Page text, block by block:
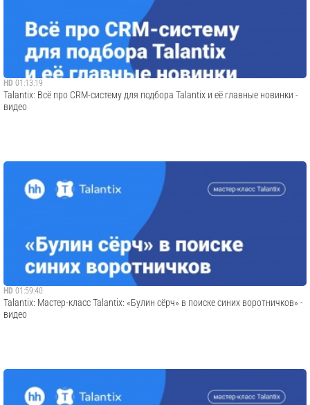
HD 01:13:19
Talantix: Всё про CRM-систему для подбора Talantix и её главные новинки -
видео
HD 01:59:40
Talantix: Мастер-класс Talantix: «Булин сёрч» в поиске синих воротничков» -
видео